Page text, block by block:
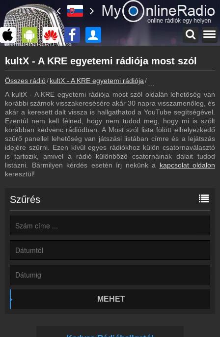
myonlineradio.hu
kultX - A KRE egyetemi rádiója
Vissza a kultX - A KRE egyetemi rádiója oldalára
Bejelentkezés
Hozz létre saját fiókot!
Műsorújság
kultX - A KRE egyetemi rádiója műsorai
Kapcsolat
Írj nekünk!
Rádió beágyazás
Ágyazd be weboldaladba
Online rádió készítés
Készítés lépésről lépésre
kultX - A KRE egyetemi rádiója most szól
Összes rádió kultX - A KRE egyetemi rádiója
A kultX - A KRE egyetemi rádiója most szól oldalán lehetőség van
korábbi számok visszakeresésére akár 30 napra visszamenőleg, és
akár a keresett dalt vissza is hallgathatod a YouTube segítségével.
Ezentúl nem kell félned, hogy nem tudod meg, hogy mi is szólt
korábban kedvenc rádiódban. A Most szól lista fölött elhelyezkedő
szűrő panellel lehetőség van játszási listában címre és a lejátszás
idejére szűrni. Ezen kívül egyes rádiókhoz külön csatornaválasztó
is tartozik, amivel a rádió különböző csatornáinak dalait tudod
listázni. Bármilyen kérdés esetén írj nekünk a kapcsolat oldalon
keresztül!
Szűrés
MEHET